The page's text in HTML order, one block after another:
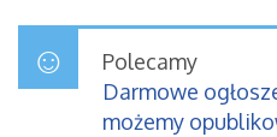
Polecamy
Darmowe
możemy